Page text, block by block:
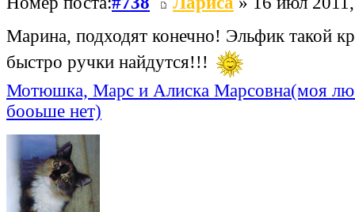
Марина, подходят конечно! Эльфик такой
быстро ручки найдутся!!!
Мотюшка, Марс и Алиска Марсовна(моя
бооьше нет)